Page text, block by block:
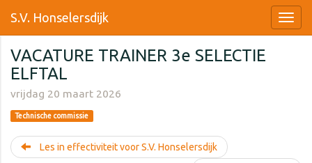
S.V. Honselersdijk
VACATURE TRAINER 3e SELECTIE
ELFTAL
vrijdag 20 maart 2026
Technische commissie
Les in effectiviteit voor S.V. Honselersdijk